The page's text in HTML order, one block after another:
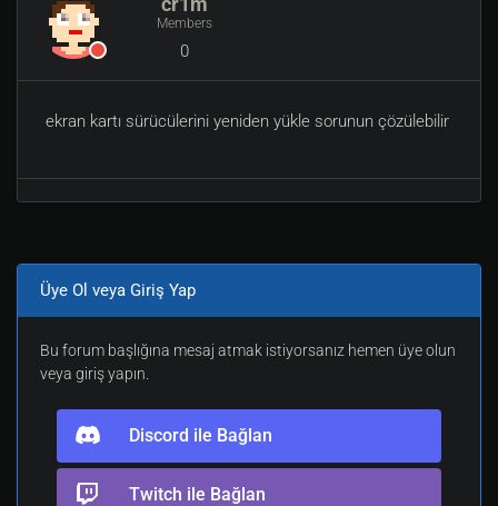
Members
0
ekran kartı sürücülerini yeniden yükle sorunun çözülebilir
Üye Ol veya Giriş Yap
Bu forum başlığına mesaj atmak istiyorsanız hemen üye olun
veya giriş yapın.
Discord ile Bağlan
Twitch ile Bağlan